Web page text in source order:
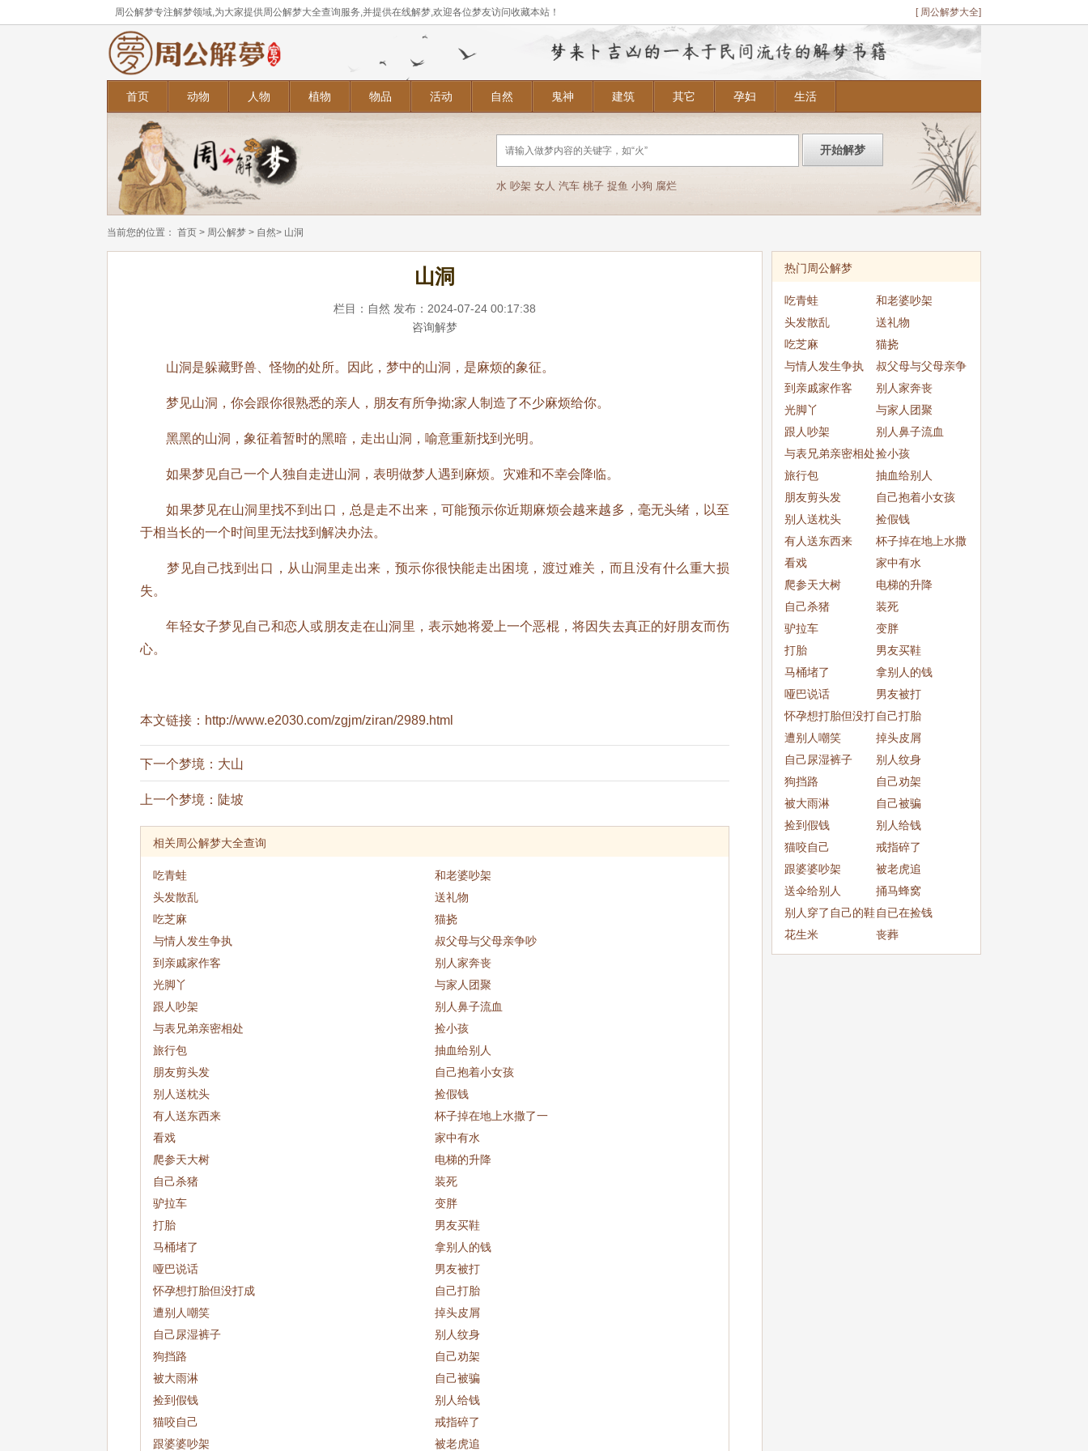
周公解梦专注解梦领域,为大家提供周公解梦大全查询服务,并提供在线解梦,欢迎各位梦友访问收藏本站！ [ 周公解梦大全]
首页 动物 人物 植物 物品 活动 自然 鬼神 建筑 其它 孕妇 生活
水 吵架 女人 汽车 桃子 捉鱼 小狗 腐烂
当前您的位置： 首页 > 周公解梦 > 自然> 山洞
山洞
栏目： 自然 发布：2024-07-24 00:17:38
咨询解梦
山洞是躲藏野兽、怪物的处所。因此，梦中的山洞，是麻烦的象征。
梦见山洞，你会跟你很熟悉的亲人，朋友有所争拗;家人制造了不少麻烦给你。
黑黑的山洞，象征着暂时的黑暗，走出山洞，喻意重新找到光明。
如果梦见自己一个人独自走进山洞，表明做梦人遇到麻烦。灾难和不幸会降临。
如果梦见在山洞里找不到出口，总是走不出来，可能预示你近期麻烦会越来越多，毫无头绪，以至
于相当长的一个时间里无法找到解决办法。
梦见自己找到出口，从山洞里走出来，预示你很快能走出困境，渡过难关，而且没有什么重大损
失。
年轻女子梦见自己和恋人或朋友走在山洞里，表示她将爱上一个恶棍，将因失去真正的好朋友而伤
心。
本文链接： http://www.e2030.com/zgjm/ziran/2989.html
下一个梦境： 大山
上一个梦境： 陡坡
相关周公解梦大全查询
吃青蛙
和老婆吵架
头发散乱
送礼物
吃芝麻
猫挠
与情人发生争执
叔父母与父母亲争吵
到亲戚家作客
别人家奔丧
光脚丫
与家人团聚
跟人吵架
别人鼻子流血
与表兄弟亲密相处
捡小孩
旅行包
抽血给别人
朋友剪头发
自己抱着小女孩
别人送枕头
捡假钱
有人送东西来
杯子掉在地上水撒了一
看戏
家中有水
爬参天大树
电梯的升降
自己杀猪
装死
驴拉车
变胖
打胎
男友买鞋
马桶堵了
拿别人的钱
哑巴说话
男友被打
怀孕想打胎但没打成
自己打胎
遭别人嘲笑
掉头皮屑
自己尿湿裤子
别人纹身
狗挡路
自己劝架
被大雨淋
自己被骗
捡到假钱
别人给钱
猫咬自己
戒指碎了
跟婆婆吵架
被老虎追
热门周公解梦
吃青蛙
和老婆吵架
头发散乱
送礼物
吃芝麻
猫挠
与情人发生争执
叔父母与父母亲争
吵
到亲戚家作客
别人家奔丧
光脚丫
与家人团聚
跟人吵架
别人鼻子流血
与表兄弟亲密相处捡小孩
旅行包
抽血给别人
朋友剪头发
自己抱着小女孩
别人送枕头
捡假钱
有人送东西来
杯子掉在地上水撒
了一
看戏
家中有水
爬参天大树
电梯的升降
自己杀猪
装死
驴拉车
变胖
打胎
男友买鞋
马桶堵了
拿别人的钱
哑巴说话
男友被打
怀孕想打胎但没打
成
自己打胎
遭别人嘲笑
掉头皮屑
自己尿湿裤子
别人纹身
狗挡路
自己劝架
被大雨淋
自己被骗
捡到假钱
别人给钱
猫咬自己
戒指碎了
跟婆婆吵架
被老虎追
送伞给别人
捅马蜂窝
别人穿了自己的鞋
子
自已在捡钱
花生米
丧葬